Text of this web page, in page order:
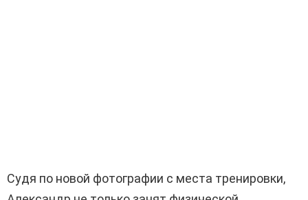
Судя по новой фотографии с места тренировки,